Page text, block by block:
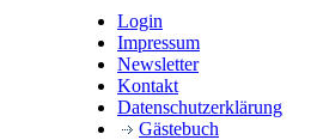
Login
Impressum
Newsletter
Kontakt
Datenschutzerklärung
Gästebuch